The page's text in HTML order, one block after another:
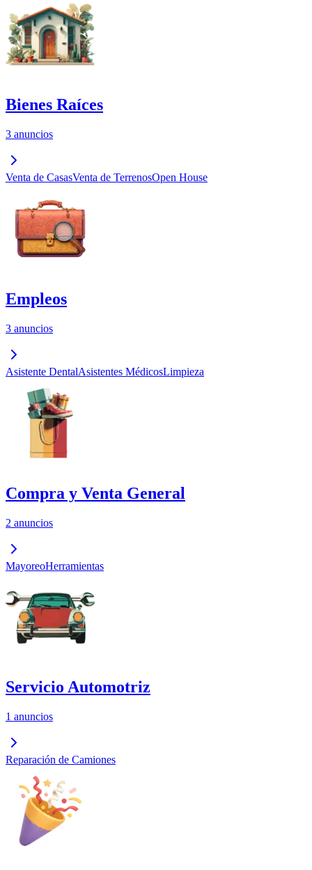
Bienes Raíces
3 anuncios
Venta de CasasVenta de TerrenosOpen House
Empleos
3 anuncios
Asistente DentalAsistentes MédicosLimpieza
Compra y Venta General
2 anuncios
MayoreoHerramientas
Servicio Automotriz
1 anuncios
Reparación de Camiones